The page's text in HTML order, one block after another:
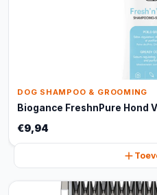
DOG SHAMPOO & GROOMING
Biogance FreshnPure Hond
€9,94